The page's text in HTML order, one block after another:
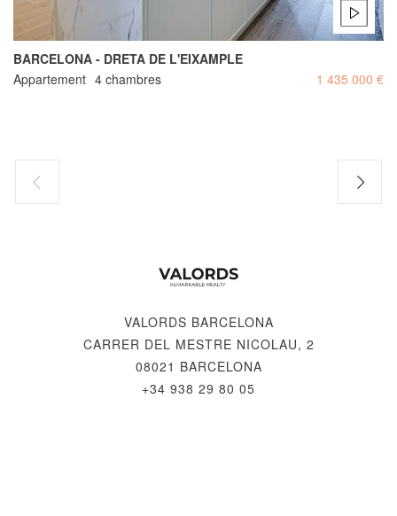
BARCELONA - DRETA DE L'EIXAMPLE
Appartement 4 chambres 1 435 000 €
VALORDS BARCELONA
CARRER DEL MESTRE NICOLAU, 2
08021 BARCELONA
+34 938 29 80 05